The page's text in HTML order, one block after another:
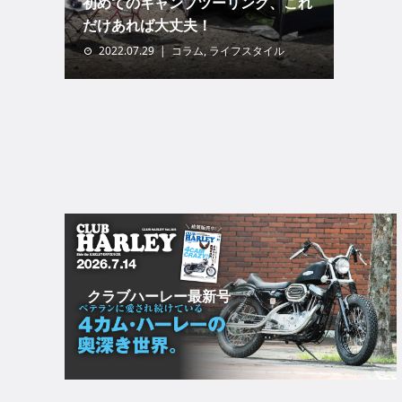
だけあれば大丈夫！
2022.07.29 コラム,ライフスタイル
クラブハーレー最新号